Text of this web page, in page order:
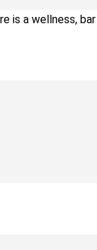
is a wellness,